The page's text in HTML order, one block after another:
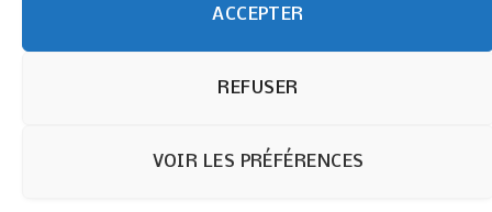
ACCEPTER
REFUSER
VOIR LES PRÉFÉRENCES
humain et 0% IA de Paris Bistro Editions - SARL de Presse -
Informations légales etRGPD
Annoncer sur Paris-bistro